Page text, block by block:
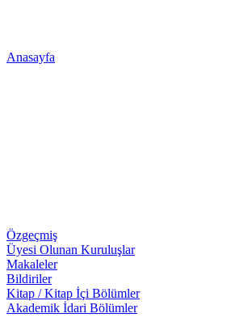
Anasayfa
Özgeçmiş
Üyesi Olunan Kuruluşlar
Makaleler
Bildiriler
Kitap / Kitap İçi Bölümler
Akademik İdari Bölümler